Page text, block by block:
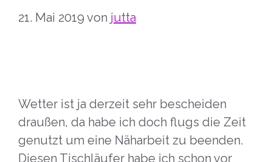
21. Mai 2019 von jutta
Wetter ist ja derzeit sehr bescheiden
draußen, da habe ich doch flugs die Zeit
genutzt um eine Näharbeit zu beenden.
Diesen Tischläufer habe ich schon vor